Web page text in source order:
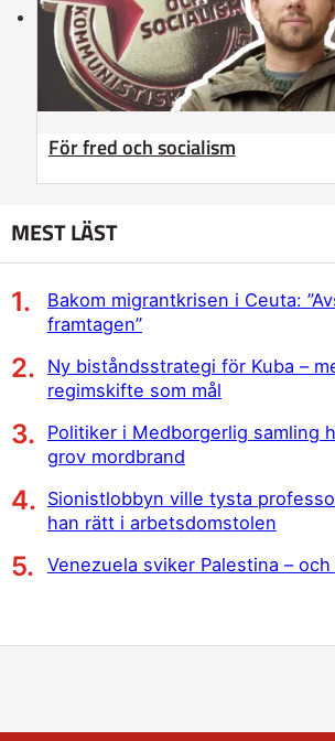
För fred och socialism
MEST LÄST
Bakom migrantkrisen i Ceuta:
framtagen”
Ny biståndsstrategi för Kuba –
regimskifte som mål
Politiker i Medborgerlig samling
grov mordbrand
Sionistlobbyn ville tysta
han rätt i arbetsdomstolen
Venezuela sviker Palestina – och